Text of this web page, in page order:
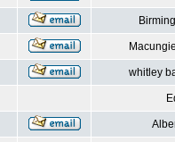
whitley